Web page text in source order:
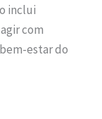
inclui
com
estar do